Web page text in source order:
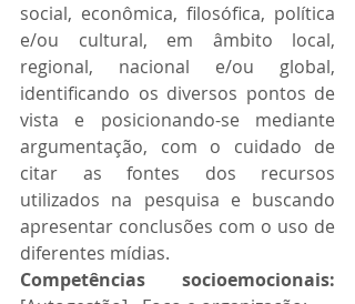
social, econômica, filosófica, política
e/ou cultural, em âmbito local,
regional, nacional e/ou global,
identificando os diversos pontos de
vista e posicionando-se mediante
argumentação, com o cuidado de
citar as fontes dos recursos
utilizados na pesquisa e buscando
apresentar conclusões com o uso de
diferentes mídias.